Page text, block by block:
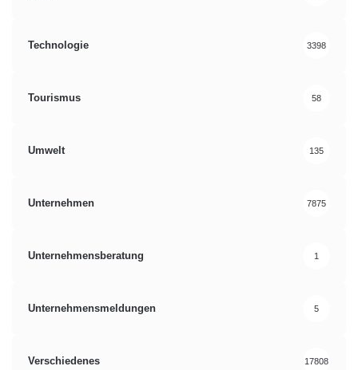
Technologie 3398
Tourismus 58
Umwelt 135
Unternehmen 7875
Unternehmensberatung 1
Unternehmensmeldungen 5
Verschiedenes 17808